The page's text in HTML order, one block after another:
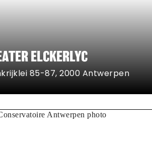
ELCKERLYC
85-87, 2000 Antwerpen